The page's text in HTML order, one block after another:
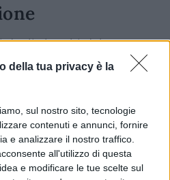
della tua privacy è la
sul nostro sito, tecnologie
contenuti e annunci, fornire
e analizzare il nostro traffico.
all'utilizzo di questa
e modificare le tue scelte sul
degli sbarchi del
Sicurezza di questi
si nota come i migranti
scorso. Il picco
raggiunto
1, 2 e 3 gennaio, dove
a quasi 1.200 migranti